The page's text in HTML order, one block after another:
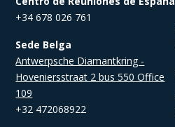
+34 678 026 761
Sede Belga
Antwerpsche Diamantkring -
Hoveniersstraat 2 bus 550 Office
109
+32 472068922